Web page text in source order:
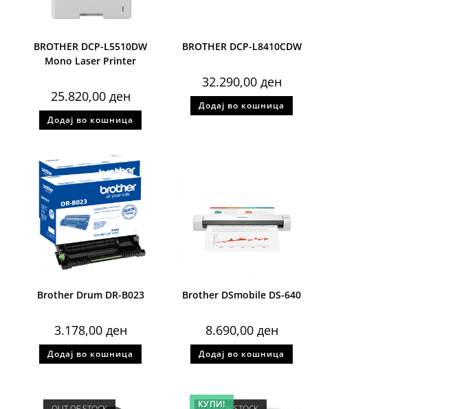
BROTHER DCP-L5510DW
Mono Laser Printer
25.820,00 ден
Додај во кошница
BROTHER DCP-L8410CDW
32.290,00 ден
Додај во кошница
Brother Drum DR-B023
3.178,00 ден
Додај во кошница
Brother DSmobile DS-640
8.690,00 ден
Додај во кошница
КУПИ!